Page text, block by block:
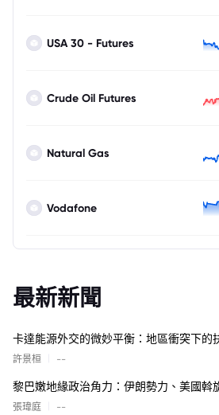
USA 30 - Futures
Crude Oil Futures
Natural Gas
Vodafone
最新新聞
卡達能源外交的微妙平衡：地區衝突下的
許景桓 --
黎巴嫩地緣政治角力：伊朗勢力、美國斡
張瑋庭 --